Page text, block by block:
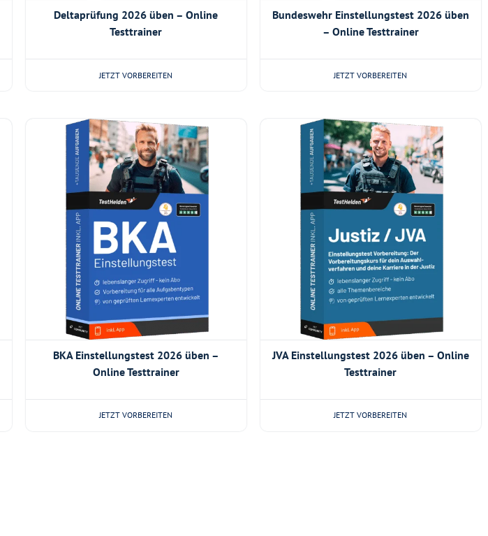
Deltaprüfung 2026 üben – Online
Testtrainer
JETZT VORBEREITEN
Bundeswehr Einstellungstest 2026 üben
– Online Testtrainer
JETZT VORBEREITEN
BKA Einstellungstest 2026 üben –
Online Testtrainer
JETZT VORBEREITEN
JVA Einstellungstest 2026 üben – Online
Testtrainer
JETZT VORBEREITEN